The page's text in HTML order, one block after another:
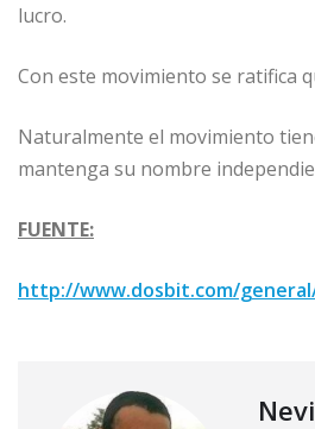
lucro.
Con este movimiento se ratifica
Naturalmente el movimiento
mantenga su nombre
FUENTE:
http://www.dosbit.com/